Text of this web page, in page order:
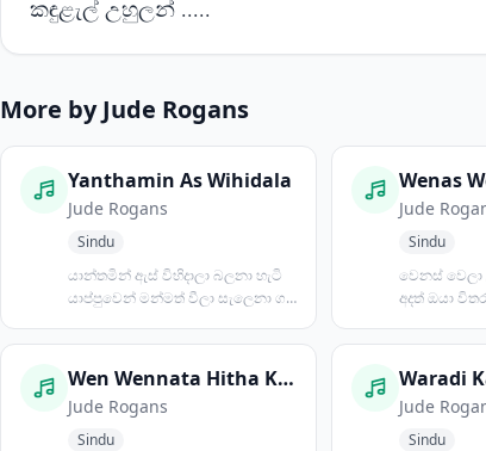
කඳුළැල් උහුලන් .....
More by Jude Rogans
Yanthamin As Wihidala
Jude Rogans
Sindu
යාන්තමින් ඇස් විහිදාලා බලනා හැටි
යාප්පුවෙන් මන්මත් වීලා සැලෙනා ගති
Wenas
Jude
Sindu
වෙනස්
අදත් ඔයා
Wen Wennata Hitha Keewoth
Jude Rogans
Sindu
Waradi
Jude
Sindu